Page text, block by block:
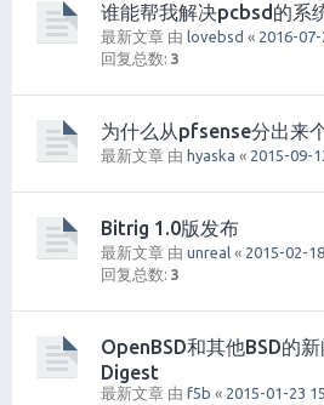
谁能帮我解决pcbsd的系
最新文章 由 lovebsd « 2016-07-
回复总数: 3
为什么从pfsense分出来
最新文章 由 hyaska « 2015-09-
Bitrig 1.0版发布
最新文章 由 unreal « 2015-02-
回复总数: 3
OpenBSD和其他BSD的
Digest
最新文章 由 f5b « 2015-01-23